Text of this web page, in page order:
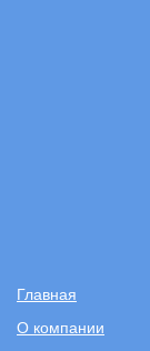
Главная
О компании